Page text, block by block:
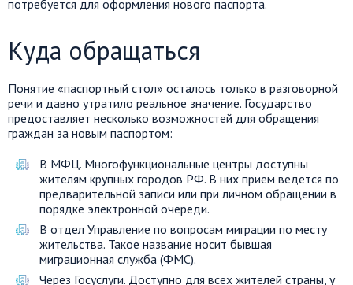
потребуется для оформления нового паспорта.
Куда обращаться
Понятие «паспортный стол» осталось только в разговорной
речи и давно утратило реальное значение. Государство
предоставляет несколько возможностей для обращения
граждан за новым паспортом:
В МФЦ. Многофункциональные центры доступны
жителям крупных городов РФ. В них прием ведется по
предварительной записи или при личном обращении в
порядке электронной очереди.
В отдел Управление по вопросам миграции по месту
жительства. Такое название носит бывшая
миграционная служба (ФМС).
Через Госуслуги. Доступно для всех жителей страны, у